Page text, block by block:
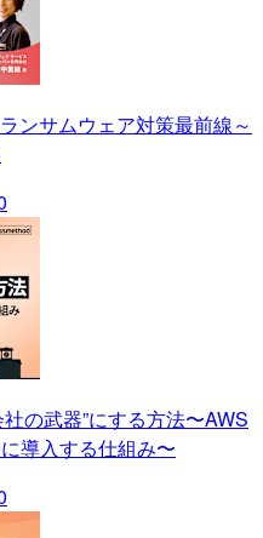
ンサムウェア対策最前線～
の武器”にする方法〜AWS
導入する仕組み〜